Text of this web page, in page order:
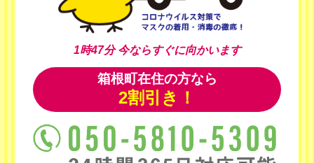
1時47分今ならすぐに向かいます
箱根町在住の方なら
2割引き！